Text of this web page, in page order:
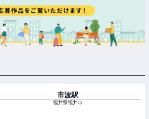
市波駅
福井県福井市